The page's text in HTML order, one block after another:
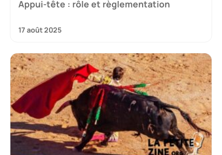
Appui-tête : rôle et règlementation
17 août 2025